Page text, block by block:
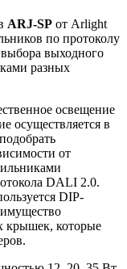
ARJ-SP от Arlight
по протоколу
выходного
разных
освещение
осуществляется в
от
DALI 2.0.
DIP-
крышек, которые